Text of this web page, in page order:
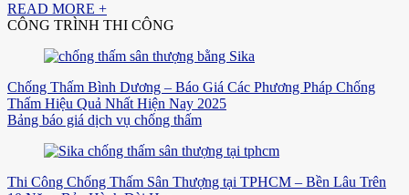
READ MORE +
CÔNG TRÌNH THI CÔNG
Chống Thấm Bình Dương – Báo Giá Các Phương Pháp Chống
Thấm Hiệu Quả Nhất Hiện Nay 2025
Bảng báo giá dịch vụ chống thấm
Thi Công Chống Thấm Sân Thượng tại TPHCM – Bền Lâu Trên